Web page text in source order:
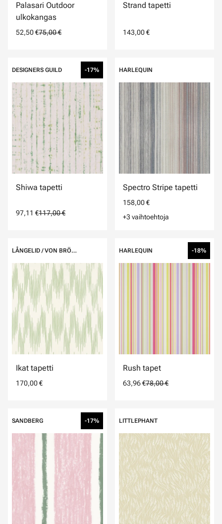
Palasari Outdoor
ulkokangas
52,50 €75,00 €
Strand tapetti
143,00 €
DESIGNERS GUILD -17%
Shiwa tapetti
97,11 €117,00 €
HARLEQUIN
Spectro Stripe tapetti
158,00 €
+3 vaihtoehtoja
LÅNGELID / VON BRÖMSSEN
Ikat tapetti
170,00 €
HARLEQUIN -18%
Rush tapet
63,96 €78,00 €
SANDBERG -17% LITTLEPHANT